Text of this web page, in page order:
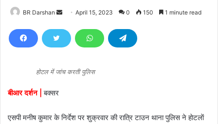
BR Darshan
d
n
i
April 15, 2023 0 150 1 minute read
होटल में जांच करती पुलिस
बीआर दर्शन | बक्सर
एसपी मनीष कुमार के निर्देश पर शुक्रवार की रात्रि टाउन थाना पुलिस ने हाेटलाें